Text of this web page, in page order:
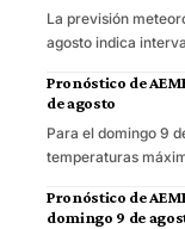
La previsión
agosto indica
Pronóstico de
de agosto
Para el domingo 9
temperaturas
Pronóstico de
domingo 9 de